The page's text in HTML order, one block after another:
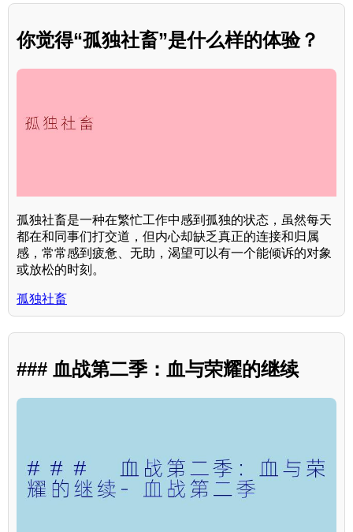
你觉得“孤独社畜”是什么样的体验？
孤独社畜是一种在繁忙工作中感到孤独的状态，虽然每天
都在和同事们打交道，但内心却缺乏真正的连接和归属
感，常常感到疲惫、无助，渴望可以有一个能倾诉的对象
或放松的时刻。
孤独社畜
### 血战第二季：血与荣耀的继续